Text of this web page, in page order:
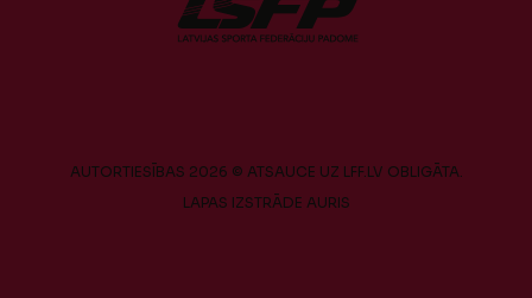
AUTORTIESĪBAS 2026 © ATSAUCE UZ LFF.LV OBLIGĀTA.
LAPAS IZSTRĀDE AURIS